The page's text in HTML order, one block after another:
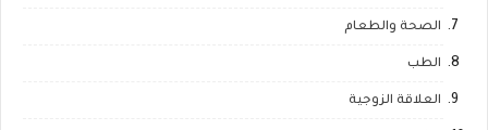
الصحة والطعام
الطب
العلاقة الزوجية